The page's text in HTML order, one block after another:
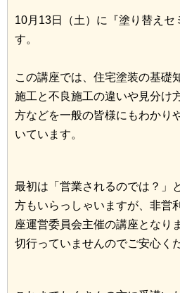
10月13日（土）に『塗り替えセ
す。
この講座では、住宅塗装の基礎
施工と不良施工の違いや見分け
方などを一般の皆様にもわかり
いています。
最初は「営業されるのでは？」
方もいらっしゃいますが、非営
座運営委員会主催の講座となり
切行っていませんのでご安心く